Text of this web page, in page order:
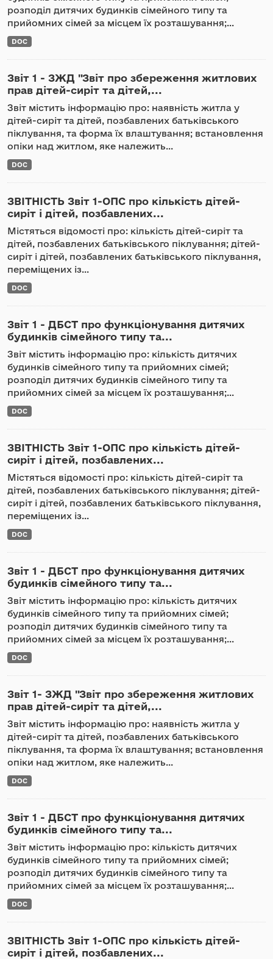
розподіл дитячих будинків сімейного типу та
прийомних сімей за місцем їх розташування;...
DOC
Звіт 1 - ЗЖД "Звіт про збереження житлових
прав дітей-сиріт та дітей,...
Звіт містить інформацію про: наявність житла у
дітей-сиріт та дітей, позбавлених батьківського
піклування, та форма їх влаштування; встановлення
опіки над житлом, яке належить...
DOC
ЗВІТНІСТЬ Звіт 1-ОПС про кількість дітей-
сиріт і дітей, позбавлених...
Містяться відомості про: кількість дітей-сиріт та
дітей, позбавлених батьківського піклування; дітей-
сиріт і дітей, позбавлених батьківського піклування,
переміщених із...
DOC
Звіт 1 - ДБСТ про функціонування дитячих
будинків сімейного типу та...
Звіт містить інформацію про: кількість дитячих
будинків сімейного типу та прийомних сімей;
розподіл дитячих будинків сімейного типу та
прийомних сімей за місцем їх розташування;...
DOC
ЗВІТНІСТЬ Звіт 1-ОПС про кількість дітей-
сиріт і дітей, позбавлених...
Містяться відомості про: кількість дітей-сиріт та
дітей, позбавлених батьківського піклування; дітей-
сиріт і дітей, позбавлених батьківського піклування,
переміщених із...
DOC
Звіт 1 - ДБСТ про функціонування дитячих
будинків сімейного типу та...
Звіт містить інформацію про: кількість дитячих
будинків сімейного типу та прийомних сімей;
розподіл дитячих будинків сімейного типу та
прийомних сімей за місцем їх розташування;...
DOC
Звіт 1- ЗЖД "Звіт про збереження житлових
прав дітей-сиріт та дітей,...
Звіт містить інформацію про: наявність житла у
дітей-сиріт та дітей, позбавлених батьківського
піклування, та форма їх влаштування; встановлення
опіки над житлом, яке належить...
DOC
Звіт 1 - ДБСТ про функціонування дитячих
будинків сімейного типу та...
Звіт містить інформацію про: кількість дитячих
будинків сімейного типу та прийомних сімей;
розподіл дитячих будинків сімейного типу та
прийомних сімей за місцем їх розташування;...
DOC
ЗВІТНІСТЬ Звіт 1-ОПС про кількість дітей-
сиріт і дітей, позбавлених...